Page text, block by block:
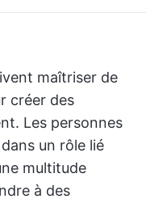
maîtriser de
créer des
Les personnes
un rôle lié
multitude
à des